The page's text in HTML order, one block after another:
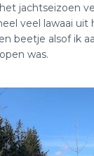
jachtseizoen
veel lawaai uit
beetje alsof ik
was.